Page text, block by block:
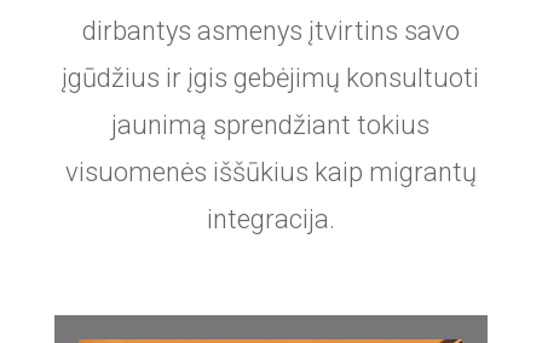
dirbantys asmenys įtvirtins savo
įgūdžius ir įgis gebėjimų konsultuoti
jaunimą sprendžiant tokius
visuomenės iššūkius kaip migrantų
integracija.